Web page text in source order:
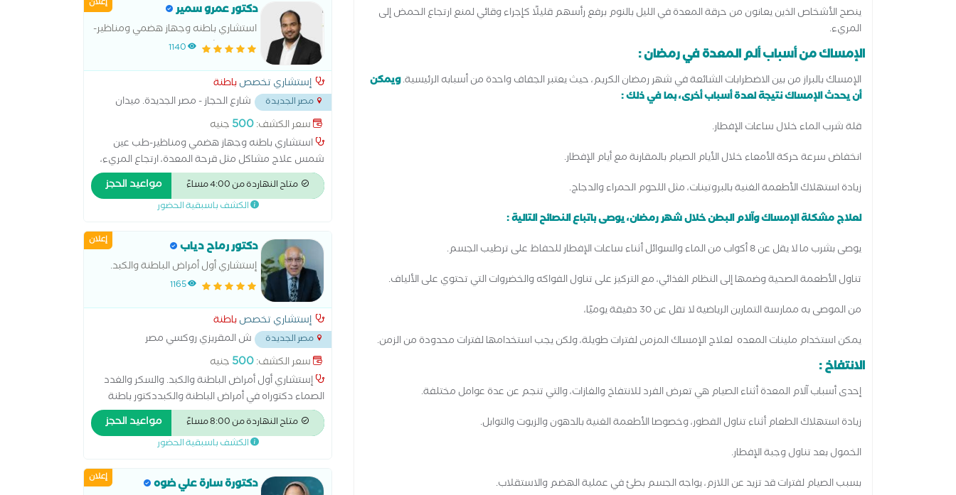
ينصح الأشخاص الذين يعانون من حرقة المعدة في الليل بالنوم برفع رأسهم قليلًا كإجراء وقائي لمنع ارتجاع الحمض إلى
المريء.
الإمساك من أسباب ألم المعدة في رمضان :
الإمساك بالبراز من بين الاضطرابات الشائعة في شهر رمضان الكريم، حيث يعتبر الجفاف واحدة من أسبابه الرئيسية.ويمكن
أن يحدث الإمساك نتيجة لعدة أسباب أخرى، بما في ذلك :
قلة شرب الماء خلال ساعات الإفطار.
انخفاض سرعة حركة الأمعاء خلال الأيام الصيام بالمقارنة مع أيام الإفطار.
زيادة استهلاك الأطعمة الغنية بالبروتينات، مثل اللحوم الحمراء والدجاج.
لعلاج مشكلة الإمساك وآلام البطن خلال شهر رمضان، يوصى باتباع النصائح التالية :
يوصى بشرب ما لا يقل عن 8 أكواب من الماء والسوائل أثناء ساعات الإفطار للحفاظ على ترطيب الجسم.
تناول الأطعمة الصحية وضمها إلى النظام الغذائي، مع التركيز على تناول الفواكه والخضروات التي تحتوي على الألياف.
من الموصى به ممارسة التمارين الرياضية لا تقل عن 30 دقيقة يوميًا،
يمكن استخدام ملينات المعده لعلاج الإمساك المزمن لفترات طويلة، ولكن يجب استخدامها لفترات محدودة من الزمن.
الانتفاخ :
إحدى أسباب آلام المعدة أثناء الصيام هي تعرض الفرد للانتفاخ والغازات، والتي تنجم عن عدة عوامل مختلفة.
زيادة استهلاك الطعام أثناء تناول الفطور، وخصوصا الأطعمة الغنية بالدهون والزيوت والتوابل.
الخمول بعد تناول وجبة الإفطار.
بسبب الصيام لفترات قد تزيد عن اللازم، يواجه الجسم بطئ في عملية الهضم والاستقلاب.
دكتور عمرو سمير
استشاري باطنه وجهاز هضمي ومناظير-
طب عين شمس1140
إستشاري تخصصباطنة
مصر الجديدة
شارع الحجاز - مصر الجديدة. ميدان
المحكمة...
سعر الكشف:500 جنيه
استشاري باطنه وجهاز هضمي ومناظير-طب عين
شمس علاج مشاكل مثل قرحة المعدة، ارتجاع المريء،
القولون العصبي، والتهابات الأمعاء. التعامل مع أمراض
الكبد مثل الدهون على الكبد أو الالتهاب الكبدي. تشخيص
حالات النزيف أو الألم في البطن
متاح النهاردة من 4:00 مساءً مواعيد الحجز
الكشف باسبقية الحضور
إعلان دكتور رماح دياب
إستشاري أول أمراض الباطنة والكبد.
والسكر والغدد الصماء دكتوراه في
1165
إستشاري تخصصباطنة
مصر الجديدة
ش المقريزي روكسي مصر
الجديدة...
سعر الكشف:500 جنيه
إستشاري أول أمراض الباطنة والكبد. والسكر والغدد
الصماء دكتوراه في أمراض الباطنة والكبددكتور باطنة
متخصص في سكر وغدد صماء بالغين، جهاز هضمي
ومناظير بالغين، باطنة عامة، حساسية ومناعة بالغين و
جهاز هضمي ومناظير اطفال
متاح النهاردة من 8:00 مساءً مواعيد الحجز
الكشف باسبقية الحضور
إعلان دكتورة سارة علي ضوه